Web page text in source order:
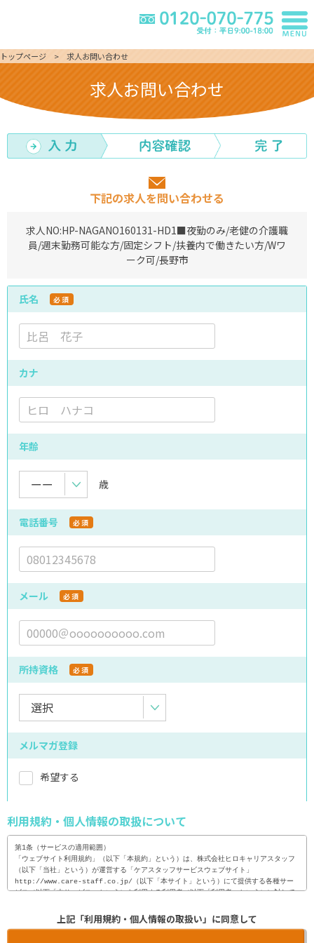
トップページ 求人お問い合わせ
求人お問い合わせ
下記の求人を問い合わせる
求人NO:HP-NAGANO160131-HD1■夜勤のみ/老健の介護職
員/週末勤務可能な方/固定シフト/扶養内で働きたい方/Wワ
ーク可/長野市
氏名 必須
カナ
年齢
歳
電話番号 必須
メール 必須
所持資格 必須
メルマガ登録
希望する
利用規約・個人情報の取扱について
第1条（サービスの適用範囲）
「ウェブサイト利用規約」（以下「本規約」という）は、株式会社ヒロキャリアスタッフ
（以下「当社」という）が運営する「ケアスタッフサービスウェブサイト」
http://www.care-staff.co.jp/（以下「本サイト」という）にて提供する各種サー
ビス（以下「本サービス」という）を利用する利用者（以下「利用者」という）に対して
2. 利用者は、本サイトを利用（閲覧・検索等）に際し、本規約の内容を全て承諾するも
上記「利用規約・個人情報の取扱い」に同意して